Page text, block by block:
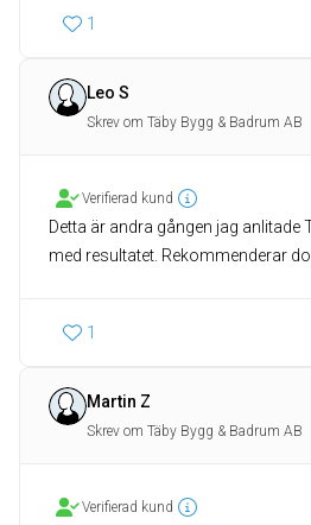
1
Leo S
Skrev om Täby Bygg & Badrum AB
Verifierad kund
Detta är andra gången jag anlitade
med resultatet. Rekommenderar
1
Martin Z
Skrev om Täby Bygg & Badrum AB
Verifierad kund